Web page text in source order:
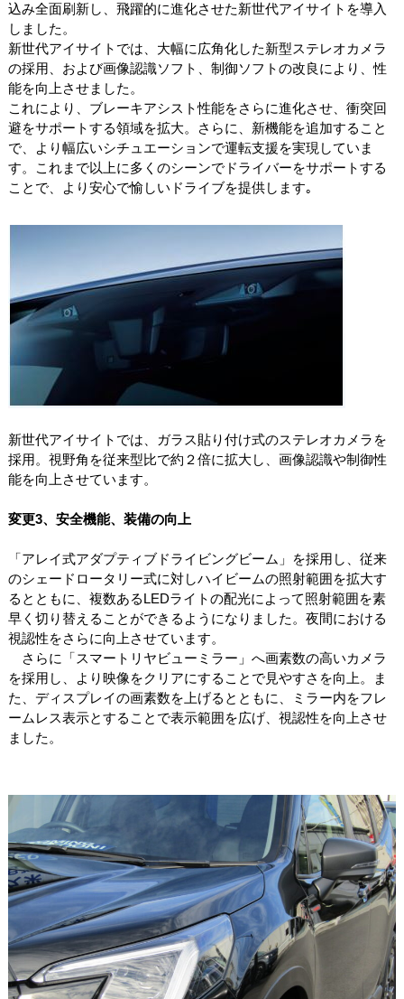
込み全面刷新し、飛躍的に進化させた新世代アイサイトを導入
しました。
新世代アイサイトでは、大幅に広角化した新型ステレオカメラ
の採用、および画像認識ソフト、制御ソフトの改良により、性
能を向上させました。
これにより、ブレーキアシスト性能をさらに進化させ、衝突回
避をサポートする領域を拡大。さらに、新機能を追加すること
で、より幅広いシチュエーションで運転支援を実現していま
す。これまで以上に多くのシーンでドライバーをサポートする
ことで、より安心で愉しいドライブを提供します｡
新世代アイサイトでは、ガラス貼り付け式のステレオカメラを
採用。視野角を従来型比で約２倍に拡大し、画像認識や制御性
能を向上させています。
変更3、安全機能、装備の向上
「アレイ式アダプティブドライビングビーム」を採用し、従来
のシェードロータリー式に対しハイビームの照射範囲を拡大す
るとともに、複数あるLEDライトの配光によって照射範囲を素
早く切り替えることができるようになりました。夜間における
視認性をさらに向上させています。
さらに「スマートリヤビューミラー」へ画素数の高いカメラ
を採用し、より映像をクリアにすることで見やすさを向上。ま
た、ディスプレイの画素数を上げるとともに、ミラー内をフレ
ームレス表示とすることで表示範囲を広げ、視認性を向上させ
ました。